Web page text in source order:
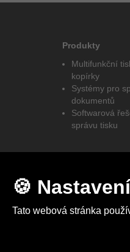
Produkty
Multifunkční
kopírky
Systémy pro
dokumentů
Softwarová
správu tisku
🍪
Tato webová stránka